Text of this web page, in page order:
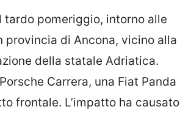
pomeriggio, intorno alle
provincia di Ancona, vicino alla
della statale Adriatica.
Carrera, una Fiat Panda
frontale. L’impatto ha causato